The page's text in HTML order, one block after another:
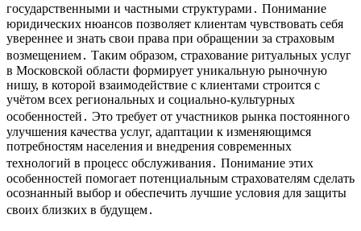
государственными и частными структурами․ Понимание
юридических нюансов позволяет клиентам чувствовать себя
увереннее и знать свои права при обращении за страховым
возмещением․ Таким образом, страхование ритуальных услуг
в Московской области формирует уникальную рыночную
нишу, в которой взаимодействие с клиентами строится с
учётом всех региональных и социально-культурных
особенностей․ Это требует от участников рынка постоянного
улучшения качества услуг, адаптации к изменяющимся
потребностям населения и внедрения современных
технологий в процесс обслуживания․ Понимание этих
особенностей помогает потенциальным страхователям сделать
осознанный выбор и обеспечить лучшие условия для защиты
своих близких в будущем․